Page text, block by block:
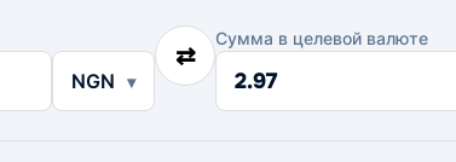
NGN
⇄
Сумма в целевой валюте
Сумма